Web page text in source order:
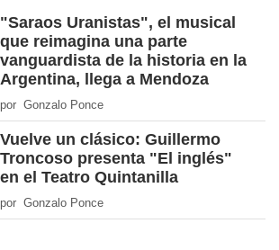
"Saraos Uranistas", el musical
que reimagina una parte
vanguardista de la historia en la
Argentina, llega a Mendoza
por Gonzalo Ponce
Vuelve un clásico: Guillermo
Troncoso presenta "El inglés"
en el Teatro Quintanilla
por Gonzalo Ponce